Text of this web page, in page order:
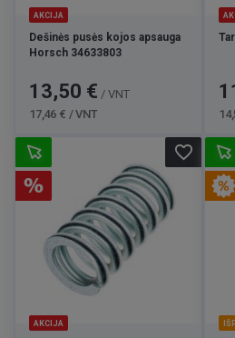
AKCIJA
Dešinės pusės kojos apsauga
Horsch 34633803
Kaina
13,50 € / VNT
17,46 € / VNT
AKCIJA
favorite_border